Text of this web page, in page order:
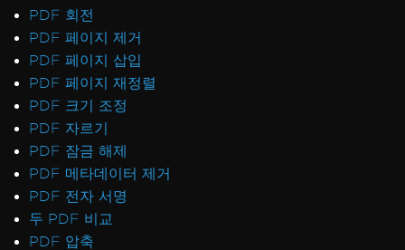
PDF 회전
PDF 페이지 제거
PDF 페이지 삽입
PDF 페이지 재정렬
PDF 크기 조정
PDF 자르기
PDF 잠금 해제
PDF 메타데이터 제거
PDF 전자 서명
두 PDF 비교
PDF 압축